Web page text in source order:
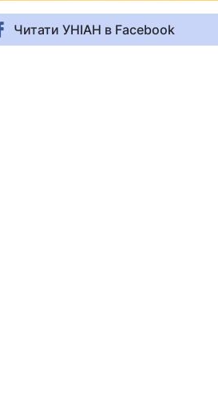
Читати УНІАН в Facebook